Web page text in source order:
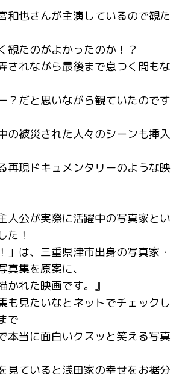
和也さんが主演しているので観た
観たのがよかったのか！？
されながら最後まで息つく間もな
？だと思いながら観ていたのです
の被災された人々のシーンも挿入
再現ドキュメンタリーのような映
人公が実際に活躍中の写真家とい
た！
」は、三重県津市出身の写真家・
真集を原案に、
かれた映画です。』
も見たいなとネットでチェックし
で
本当に面白いクスッと笑える写真
見ていると浅田家の幸せをお裾分